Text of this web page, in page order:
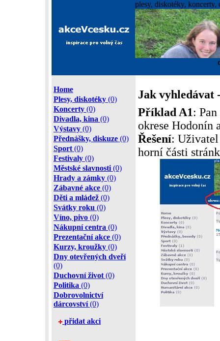
plesy, diskotéky,
Home
Plesy, diskotéky (0)
Koncerty (0)
Divadla, kina (0)
Výstavy (0)
Přednášky, diskuze (0)
Sport (0)
Festivaly (0)
Městské slavnosti (0)
Hrady a zámky (0)
Zábavné akce (0)
Děti a mládež (0)
Svátky roku (0)
Víno, pivo (0)
Nákupní centra (0)
Prezentační akce (0)
Kurzy, kroužky (0)
Dny otevřených dveří
(0)
Duchovní život (0)
Politika (0)
Dobrovolnictví
dárcovství(0)
přidat akci
Jak
Příklad A1:
okrese Hodonín
Řešení:
horní části